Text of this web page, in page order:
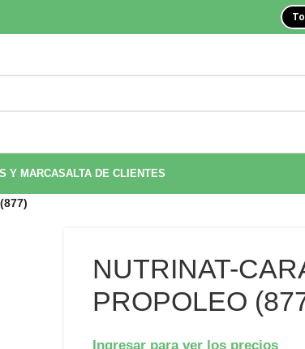
Y MARCASALTA DE CLIENTES
NUTRINAT-
PROPOLEO
Ingresar para ver los precios